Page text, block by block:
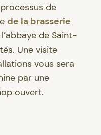
de
de la brasserie
de Saint-
Une visite
vous sera
par une
ouvert.